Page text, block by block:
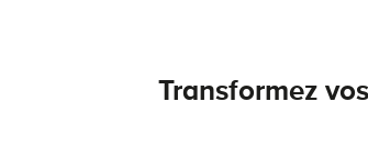
Transformez